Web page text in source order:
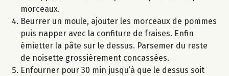
morceaux.
Beurrer un moule, ajouter les morceaux de pommes
puis napper avec la confiture de fraises. Enfin
émietter la pâte sur le dessus. Parsemer du reste
de noisette grossièrement concassées.
Enfourner pour 30 min jusqu’à que le dessus soit